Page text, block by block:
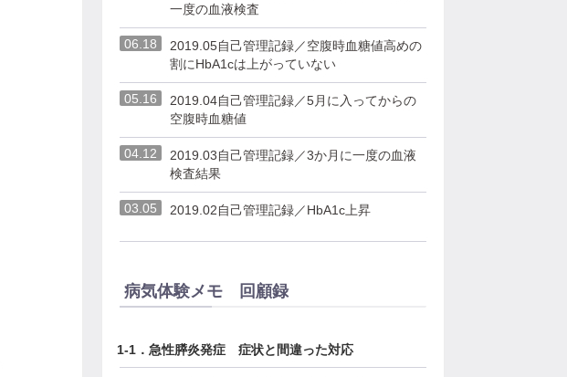
一度の血液検査
06.18
2019.05自己管理記録／空腹時血糖値高めの
割にHbA1cは上がっていない
05.16
2019.04自己管理記録／5月に入ってからの
空腹時血糖値
04.12
2019.03自己管理記録／3か月に一度の血液
検査結果
03.05 2019.02自己管理記録／HbA1c上昇
病気体験メモ 回顧録
1-1．急性膵炎発症 症状と間違った対応